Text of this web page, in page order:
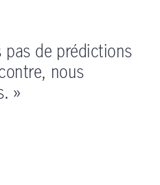
pas de prédictions
nous
»